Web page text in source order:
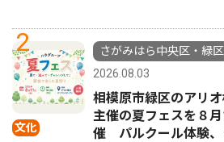
2
文化
さがみはら中央区・緑区
2026.08.03
相模原市緑区のアリ
主催の夏フェスを８
催 パルクール体験、